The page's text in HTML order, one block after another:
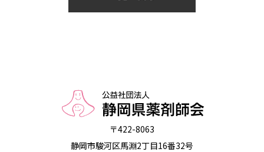
〒422-8063
静岡市駿河区馬淵2丁目16番32号